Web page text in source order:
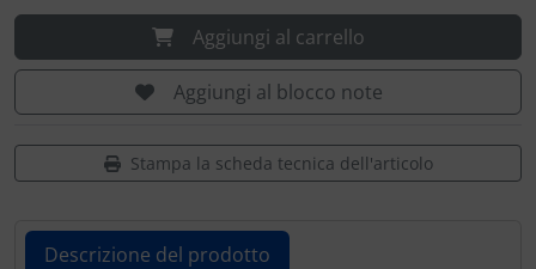
Aggiungi al carrello
Aggiungi al blocco note
Stampa la scheda tecnica dell'articolo
Descrizione del prodotto
Prodotti personalizzati
Teglia Aviator
Vessilli decorativi